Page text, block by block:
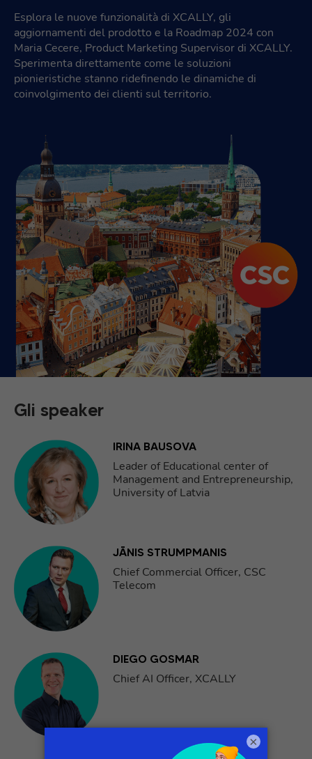
Esplora le nuove funzionalità di XCALLY, gli
aggiornamenti del prodotto e la Roadmap 2024 con
Maria Cecere, Product Marketing Supervisor di XCALLY.
Sperimenta direttamente come le soluzioni
pionieristiche stanno ridefinendo le dinamiche di
coinvolgimento dei clienti sul territorio.
Gli speaker
IRINA BAUSOVA
Leader of Educational center of
Management and Entrepreneurship,
University of Latvia
JĀNIS STRUMPMANIS
Chief Commercial Officer, CSC
Telecom
DIEGO GOSMAR
Chief AI Officer, XCALLY
×